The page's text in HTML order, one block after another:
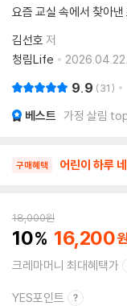
요즘 교실 속에서 찾아
김선호 저
청림Life
2026.04.22.
9.9 31
베스트 가정 살림
구매혜택 어린이 하루
18,000원
10 16,200
크레마머니 최대혜택가
YES포인트